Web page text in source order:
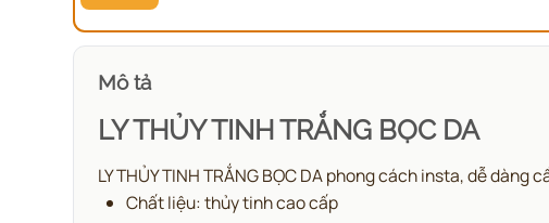
Mô tả
LY THỦY TINH TRẮNG BỌC DA
LY THỦY TINH TRẮNG BỌC DA phong cách insta, dễ
Chất liệu: thủy tinh cao cấp